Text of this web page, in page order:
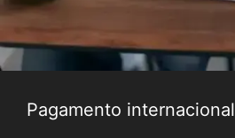
Pagamento internacional